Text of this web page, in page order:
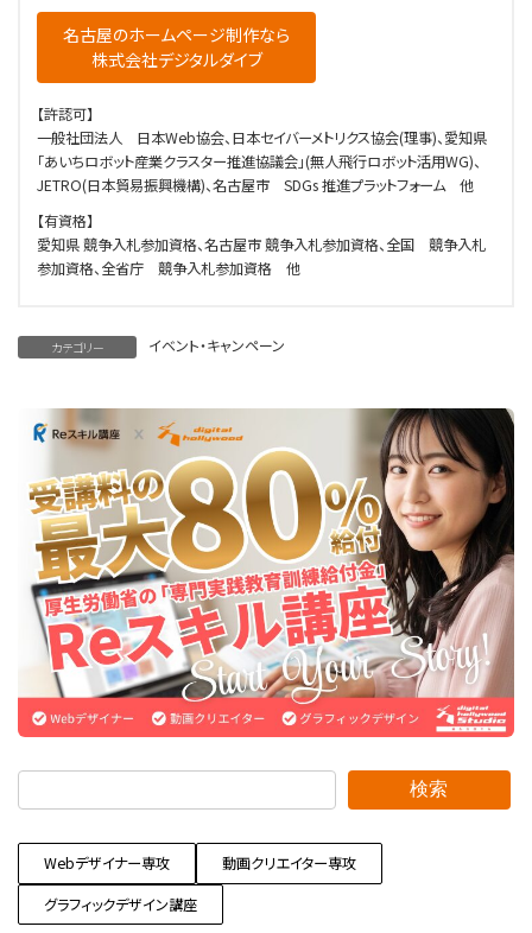
名古屋のホームページ制作なら
株式会社デジタルダイブ
【許認可】
一般社団法人 日本Web協会、日本セイバーメトリクス協会(理事)、愛知県
「あいちロボット産業クラスター推進協議会」(無人飛行ロボット活用WG)、
JETRO(日本貿易振興機構)、名古屋市 SDGs 推進プラットフォーム 他
【有資格】
愛知県 競争入札参加資格、名古屋市 競争入札参加資格、全国 競争入札
参加資格、全省庁 競争入札参加資格 他
カテゴリー イベント・キャンペーン
検索
Webデザイナー専攻
動画クリエイター専攻
グラフィックデザイン講座